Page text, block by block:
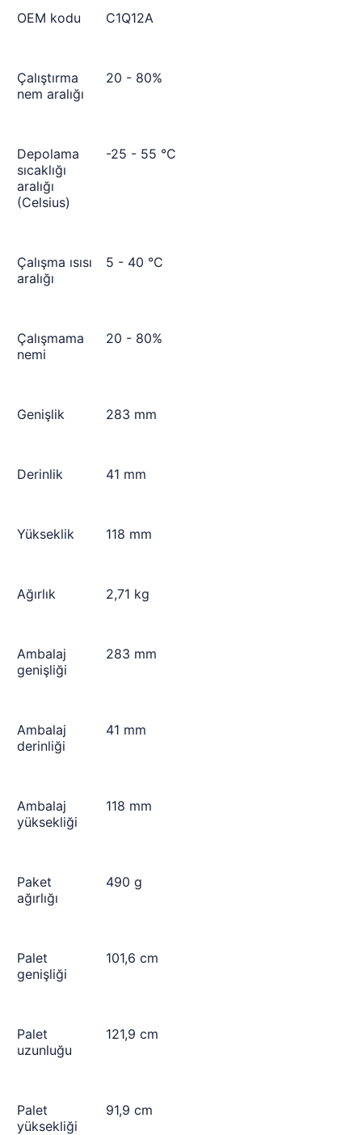
OEM kodu C1Q12A
Çalıştırma
nem aralığı
20 - 80%
Depolama
sıcaklığı
aralığı
(Celsius)
-25 - 55 °C
Çalışma ısısı
aralığı
5 - 40 °C
Çalışmama
nemi
20 - 80%
Genişlik 283 mm
Derinlik 41 mm
Yükseklik 118 mm
Ağırlık 2,71 kg
Ambalaj
genişliği
283 mm
Ambalaj
derinliği
41 mm
Ambalaj
yüksekliği
118 mm
Paket
ağırlığı
490 g
Palet
genişliği
101,6 cm
Palet
uzunluğu
121,9 cm
Palet
yüksekliği
91,9 cm